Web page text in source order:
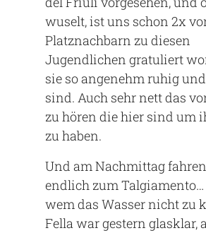
wuselt, ist uns schon 2x
Platznachbarn zu diesen
Jugendlichen gratuliert
sie so angenehm ruhig
sind. Auch sehr nett das
zu hören die hier sind um
zu haben.
Und am Nachmittag
endlich zum Talgiamento…
wem das Wasser nicht zu
Fella war gestern glasklar,